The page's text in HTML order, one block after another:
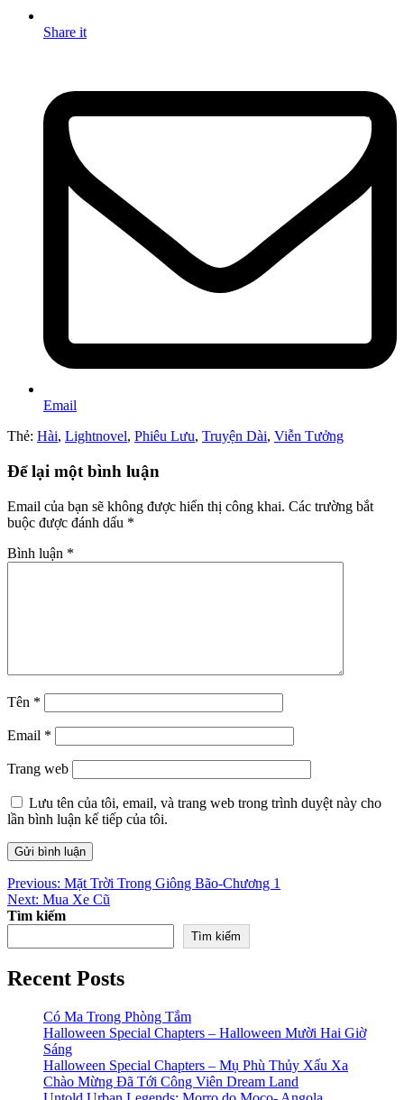
Share it
Email
Thẻ: Hài, Lightnovel, Phiêu Lưu, Truyện Dài, Viễn Tưởng
Để lại một bình luận
Email của bạn sẽ không được hiển thị công khai. Các trường bắt
buộc được đánh dấu *
Bình luận *
Tên *
Email *
Trang web
Lưu tên của tôi, email, và trang web trong trình duyệt này cho
lần bình luận kế tiếp của tôi.
Điều
hướng
Previous: Mặt Trời Trong Giông Bão-Chương 1
Next: Mua Xe Cũ
Tìm kiếm
Tìm kiếm
Recent Posts
Có Ma Trong Phòng Tắm
Halloween Special Chapters – Halloween Mười Hai Giờ
Sáng
Halloween Special Chapters – Mụ Phù Thủy Xấu Xa
Chào Mừng Đã Tới Công Viên Dream Land